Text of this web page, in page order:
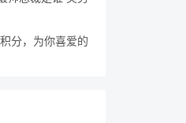
分，为你喜爱的